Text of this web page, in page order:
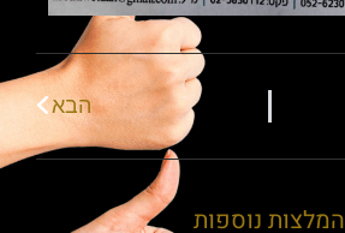
הבא
המלצות נוספות